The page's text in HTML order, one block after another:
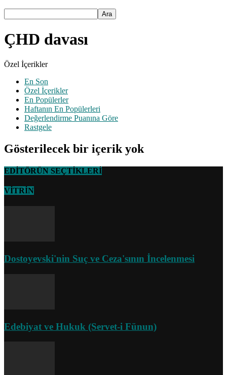
ÇHD davası
Özel İçerikler
En Son
Özel İçerikler
En Popülerler
Haftanın En Popülerleri
Değerlendirme Puanına Göre
Rastgele
Gösterilecek bir içerik yok
EDİTÖRÜN SEÇTİKLERİ
VİTRİN
Dostoyevski'nin Suç ve Ceza'sının İncelenmesi
Edebiyat ve Hukuk (Servet-i Fünun)